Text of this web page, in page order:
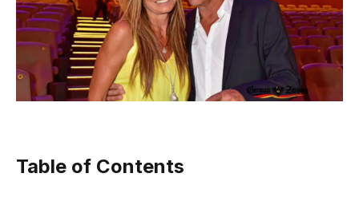
Table of Contents